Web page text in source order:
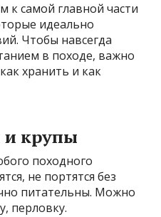
к самой главной части
идеально
Чтобы навсегда
в походе, важно
хранить и как
и крупы
походного
не портятся без
питательны. Можно
перловку.